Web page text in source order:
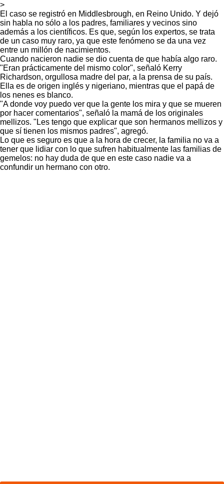
>
El caso se registró en Middlesbrough, en Reino Unido. Y dejó
sin habla no sólo a los padres, familiares y vecinos sino
además a los científicos. Es que, según los expertos, se trata
de un caso muy raro, ya que este fenómeno se da una vez
entre un millón de nacimientos.
Cuando nacieron nadie se dio cuenta de que había algo raro.
"Eran prácticamente del mismo color", señaló Kerry
Richardson, orgullosa madre del par, a la prensa de su país.
Ella es de origen inglés y nigeriano, mientras que el papá de
los nenes es blanco.
"A donde voy puedo ver que la gente los mira y que se mueren
por hacer comentarios", señaló la mamá de los originales
mellizos. "Les tengo que explicar que son hermanos mellizos y
que sí tienen los mismos padres", agregó.
Lo que es seguro es que a la hora de crecer, la familia no va a
tener que lidiar con lo que sufren habitualmente las familias de
gemelos: no hay duda de que en este caso nadie va a
confundir un hermano con otro.